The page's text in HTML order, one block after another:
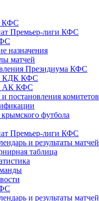
КФС
Премьер-лиги КФС
назначения
матчей
Президиума КФС
КДК КФС
АК КФС
постановления комитетов
футбола
Премьер-лиги КФС
и результаты матчей
таблица
и результаты матчей